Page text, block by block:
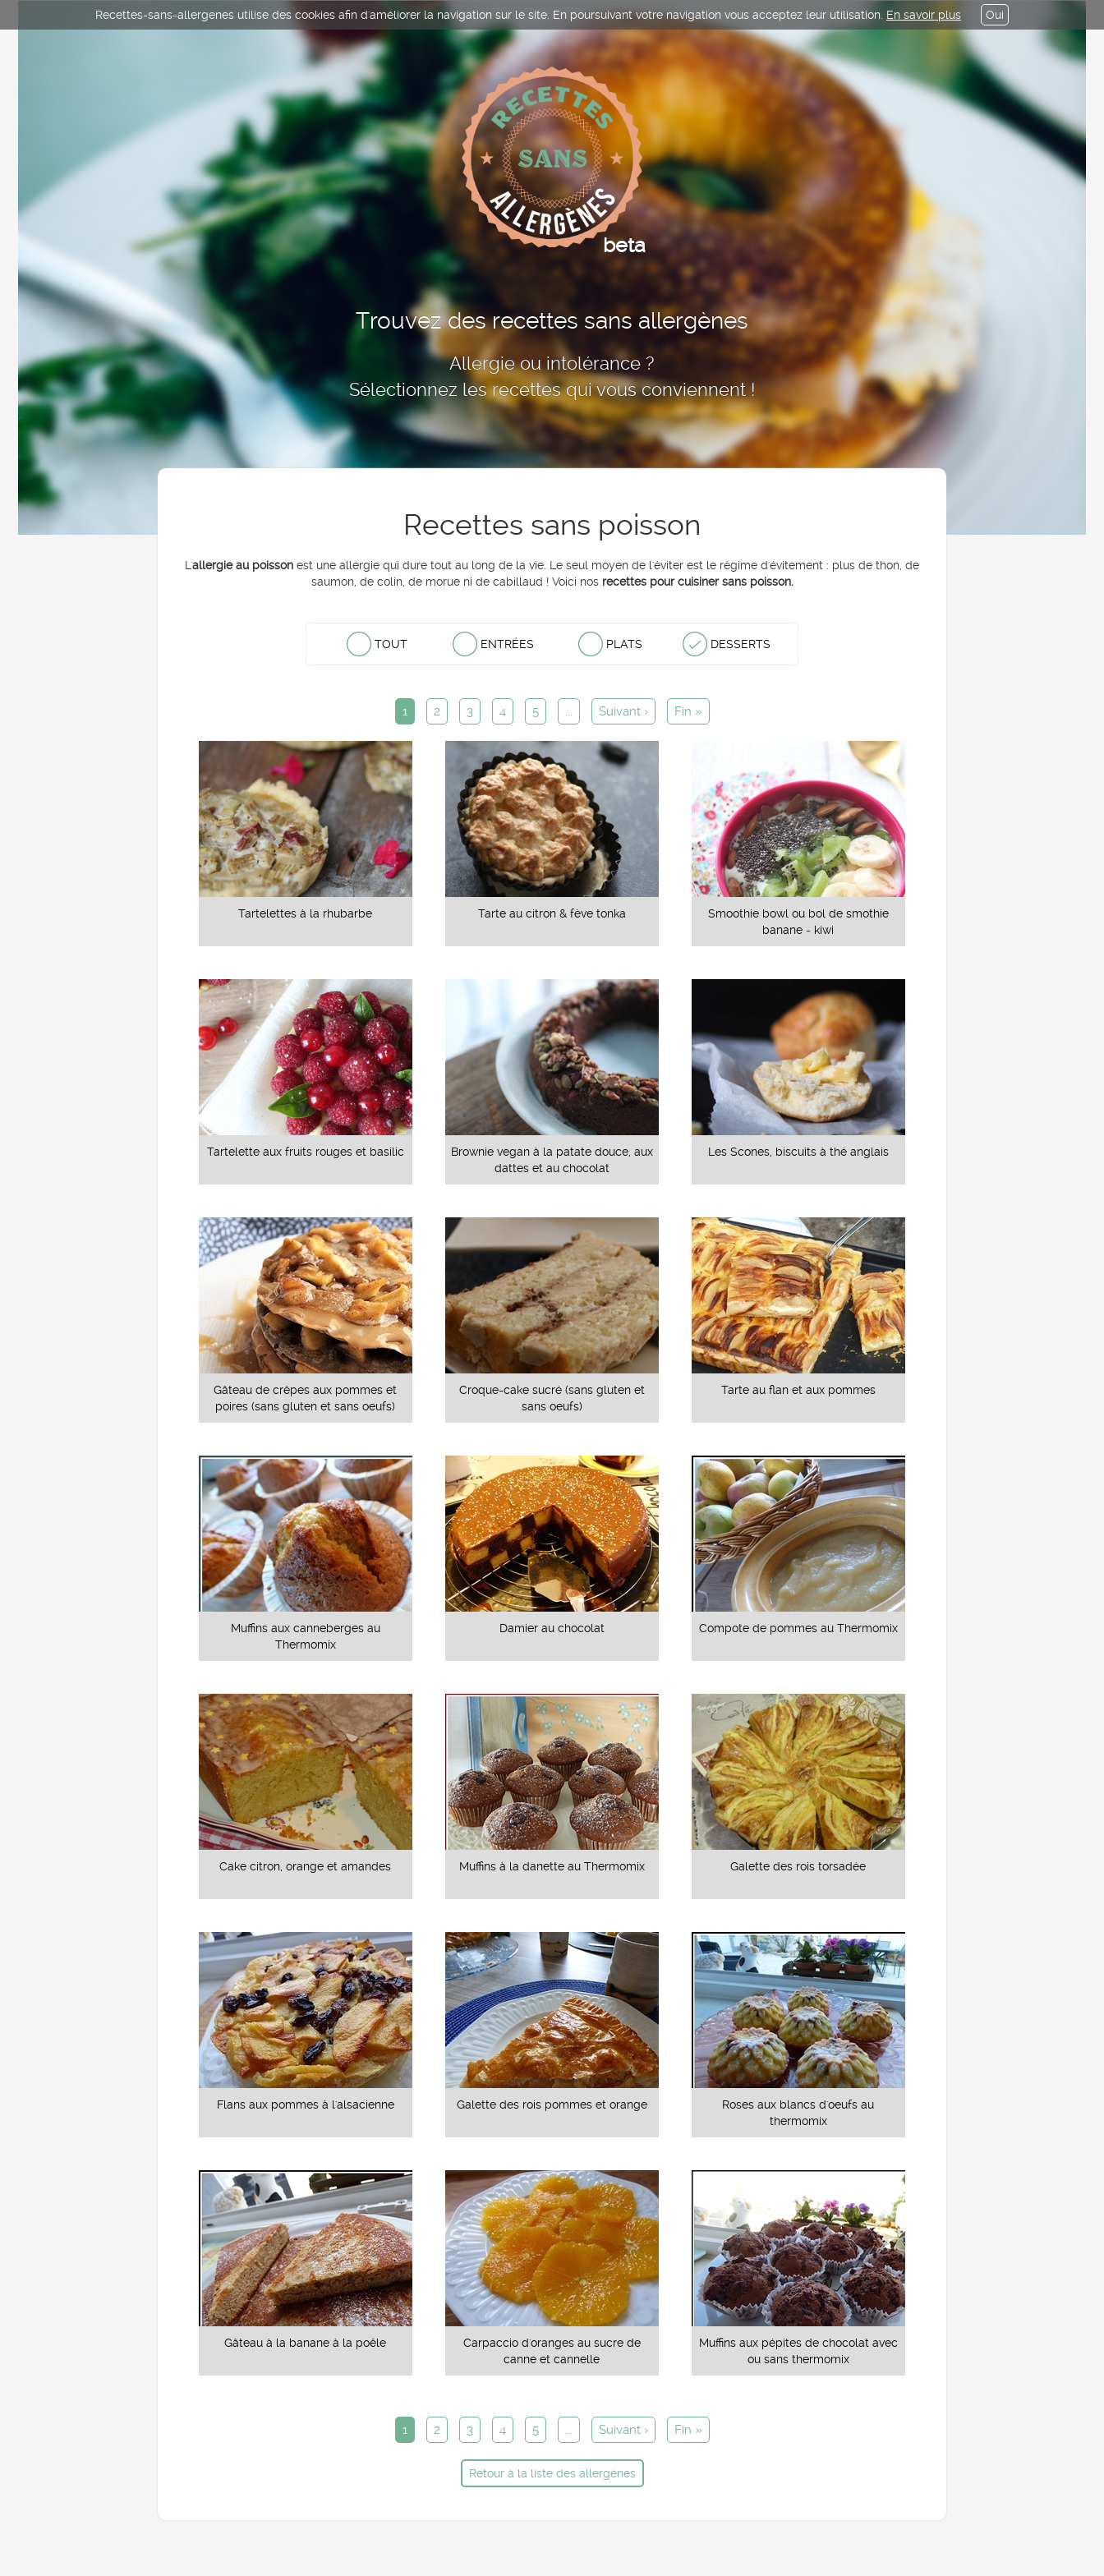
Recettes-sans-allergenes utilise des cookies afin d'améliorer la navigation sur le site. En poursuivant votre navigation vous acceptez leur utilisation. En savoir plus Oui
beta
Trouvez des recettes sans allergènes
Allergie ou intolérance ?
Sélectionnez les recettes qui vous conviennent !
Recettes sans poisson
L'allergie au poisson est une allergie qui dure tout au long de la vie. Le seul moyen de l'éviter est le régime d'évitement : plus de thon, de
saumon, de colin, de morue ni de cabillaud ! Voici nos recettes pour cuisiner sans poisson.
TOUT ENTRÉES PLATS DESSERTS
1 2 3 4 5 ... Suivant › Fin »
Tartelettes à la rhubarbe Tarte au citron & fève tonka
Smoothie bowl ou bol de smothie
banane - kiwi
Tartelette aux fruits rouges et basilic
Brownie vegan à la patate douce, aux
dattes et au chocolat
Les Scones, biscuits à thé anglais
Gâteau de crêpes aux pommes et
poires (sans gluten et sans oeufs)
Croque-cake sucré (sans gluten et
sans oeufs)
Tarte au flan et aux pommes
Muffins aux canneberges au
Thermomix
Damier au chocolat Compote de pommes au Thermomix
Cake citron, orange et amandes Muffins à la danette au Thermomix Galette des rois torsadée
Flans aux pommes à l'alsacienne Galette des rois pommes et orange
Roses aux blancs d'oeufs au
thermomix
Gâteau à la banane à la poêle
Carpaccio d'oranges au sucre de
canne et cannelle
Muffins aux pépites de chocolat avec
ou sans thermomix
1 2 3 4 5 ... Suivant › Fin »
Retour à la liste des allergènes